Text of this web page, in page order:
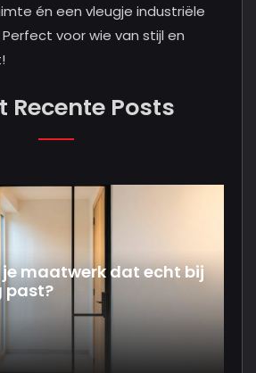
én een vleugje industriële
voor wie van stijl en
Recente Posts
je maatwerk dat echt bij
past?